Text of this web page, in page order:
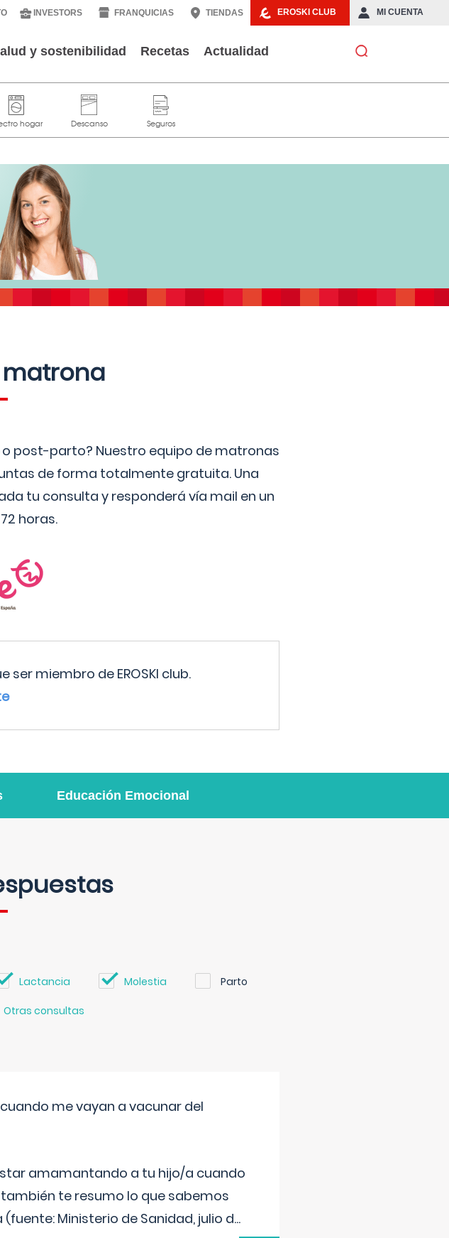
EROSKI CLUB MI CUENTA
INVESTORS FRANQUICIAS TIENDAS
y sostenibilidad Recetas Actualidad
post-parto? Nuestro equipo de matronas
de forma totalmente gratuita. Una
tu consulta y responderá vía mail en un
horas.
miembro de EROSKI club.
Educación Emocional
Lactancia Molestia Parto
Otras consultas
me vayan a vacunar del
amamantando a tu hijo/a cuando
te resumo lo que sabemos
Ministerio de Sanidad, julio d...